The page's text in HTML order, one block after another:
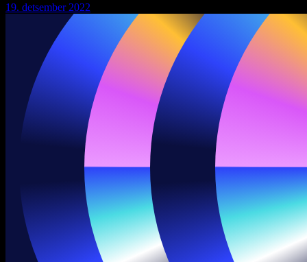
19. detsember 2022